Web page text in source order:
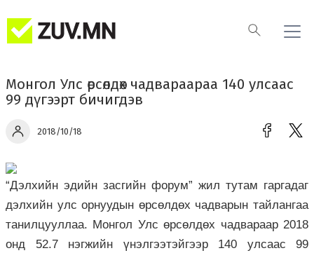
Монгол Улс өрсөлдөх чадвараараа 140 улсаас
99 дүгээрт бичигдэв
2018/10/18
“Дэлхийн эдийн засгийн форум” жил тутам гаргадаг
дэлхийн улс орнуудын өрсөлдөх чадварын тайлангаа
танилцууллаа. Монгол Улс өрсөлдөх чадвараар 2018
онд 52.7 нэгжийн үнэлгээтэйгээр 140 улсаас 99